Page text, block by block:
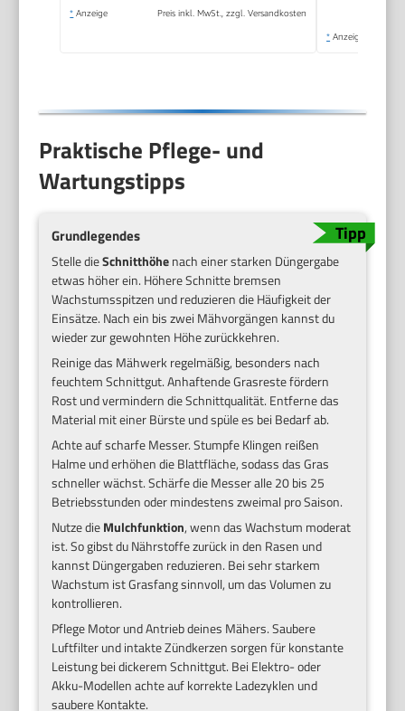
* Anzeige Preis inkl. MwSt., zzgl. Versandkosten
* Anzeige
Praktische Pflege- und
Wartungstipps
Grundlegendes
Stelle dieSchnitthöhenach einer starken Düngergabe
etwas höher ein. Höhere Schnitte bremsen
Wachstumsspitzen und reduzieren die Häufigkeit der
Einsätze. Nach ein bis zwei Mähvorgängen kannst du
wieder zur gewohnten Höhe zurückkehren.
Reinige das Mähwerk regelmäßig, besonders nach
feuchtem Schnittgut. Anhaftende Grasreste fördern
Rost und vermindern die Schnittqualität. Entferne das
Material mit einer Bürste und spüle es bei Bedarf ab.
Achte auf scharfe Messer. Stumpfe Klingen reißen
Halme und erhöhen die Blattfläche, sodass das Gras
schneller wächst. Schärfe die Messer alle 20 bis 25
Betriebsstunden oder mindestens zweimal pro Saison.
Nutze dieMulchfunktion, wenn das Wachstum moderat
ist. So gibst du Nährstoffe zurück in den Rasen und
kannst Düngergaben reduzieren. Bei sehr starkem
Wachstum ist Grasfang sinnvoll, um das Volumen zu
kontrollieren.
Pflege Motor und Antrieb deines Mähers. Saubere
Luftfilter und intakte Zündkerzen sorgen für konstante
Leistung bei dickerem Schnittgut. Bei Elektro- oder
Akku-Modellen achte auf korrekte Ladezyklen und
saubere Kontakte.